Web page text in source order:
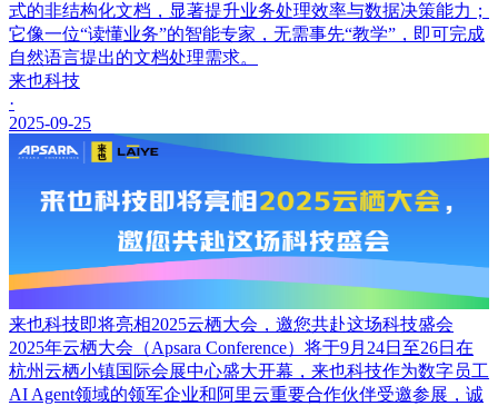
式的非结构化文档，显著提升业务处理效率与数据决策能力；
它像一位“读懂业务”的智能专家，无需事先“教学”，即可完成
自然语言提出的文档处理需求。
来也科技
·
2025-09-25
来也科技即将亮相2025云栖大会，邀您共赴这场科技盛会
2025年云栖大会（Apsara Conference）将于9月24日至26日在
杭州云栖小镇国际会展中心盛大开幕，来也科技作为数字员工
AI Agent领域的领军企业和阿里云重要合作伙伴受邀参展，诚